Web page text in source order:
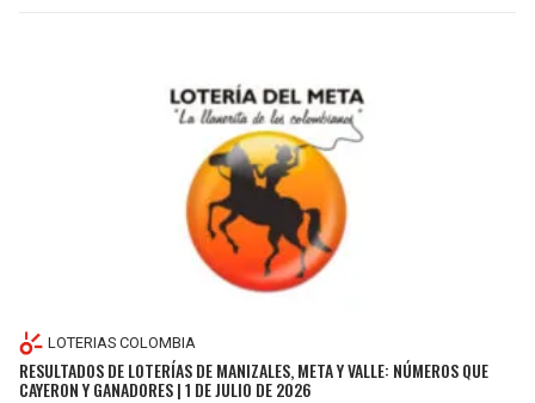
LOTERIAS COLOMBIA
RESULTADOS DE LOTERÍAS DE MANIZALES, META Y VALLE: NÚMEROS QUE
CAYERON Y GANADORES | 1 DE JULIO DE 2026